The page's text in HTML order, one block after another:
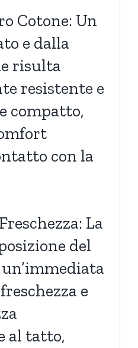
Cotone: Un
e dalla
risulta
resistente e
compatto,
con la
La
del
e
al tatto,